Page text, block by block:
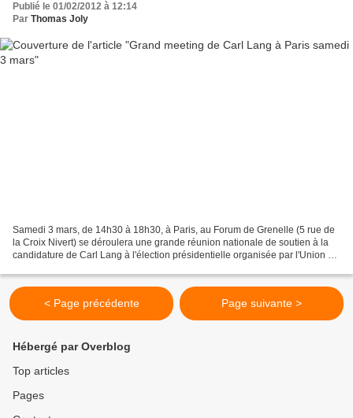
Publié le 01/02/2012 à 12:14
Par Thomas Joly
Samedi 3 mars, de 14h30 à 18h30, à Paris, au Forum de Grenelle (5 rue de
la Croix Nivert) se déroulera une grande réunion nationale de soutien à la
candidature de Carl Lang à l'élection présidentielle organisée par l'Union de
< Page précédente Page suivante >
Hébergé par Overblog
Top articles
Pages